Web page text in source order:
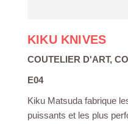
KIKU KNIVES
COUTELIER D'ART,
E04
Kiku Matsuda fabrique
puissants et les plus